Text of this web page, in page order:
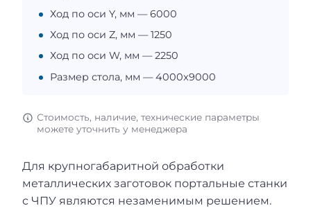
Ход по оси Y, мм — 6000
Ход по оси Z, мм — 1250
Ход по оси W, мм — 2250
Размер стола, мм — 4000x9000
Стоимость, наличие, технические параметры
можете уточнить у менеджера
Для крупногабаритной обработки
металлических заготовок портальные станки
с ЧПУ являются незаменимым решением.